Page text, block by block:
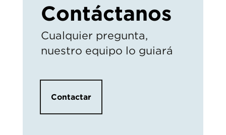
Contáctanos
Cualquier pregunta,
nuestro equipo lo guiará
Contactar